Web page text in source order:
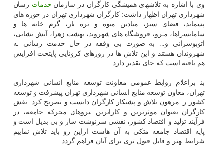
وی با اشاره به تلاشهای همیشگی کارگران در سازمان خدمات رسان
شهرداری تهران اظهار داشت: کارگران شهرداری تهران در حوزه های
پسماند، فضای سبز، میادین میوه و تره بار، گرم خانه ها و
سامانسراها، مترو، فروشگاه های شهروند، بهشت زهرا، آتش نشانی،
اتوبوسرانی و... به صورت بی وقفه در حال خدمت رسانی به
شهروندان هستند و این تلاش ها در روزهای کرونایی پایتخت افزایش
هم یافته است که جای تقدیر دارد.
بنا براعلام روابط عمومی معاونت توسعه منابع انسانی شهرداری
تهران، معاون توسعه منابع انسانی شهرداری تهران پیشرفت و توسعه
کشور را مرهون تلاش و پشتکار کارگران دانست و تصریح کرد: نقش
کارگران بعنوان موثرترین و کاراترین نیروهای محرکه جامعه، در
فرآیند تولید و اقتصاد کشور، نقشی سرنوشت ساز و بی بدیل است و
پایه اقتصاد جامعه متکی به آن هاست ازاین رو باید تلاش نماییم
شرایط بهتر و قابل قبول تری برای آنان فراهم گردد.